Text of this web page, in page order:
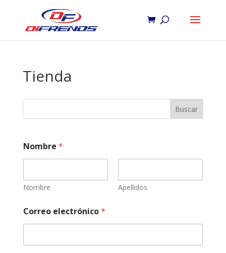
Tienda
Buscar
Nombre *
Nombre Apellidos
Correo electrónico*